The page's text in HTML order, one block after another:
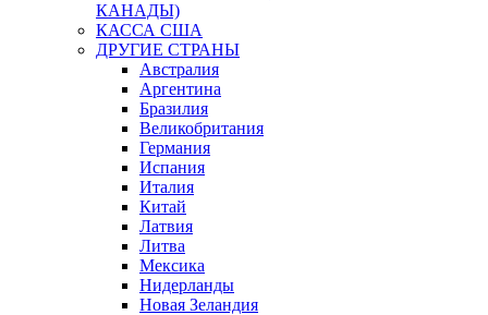
КАНАДЫ)
КАССА США
ДРУГИЕ СТРАНЫ
Австралия
Аргентина
Бразилия
Великобритания
Германия
Испания
Италия
Китай
Латвия
Литва
Мексика
Нидерланды
Новая Зеландия